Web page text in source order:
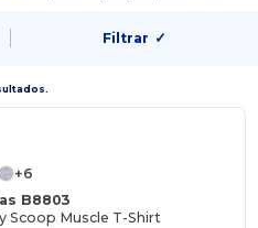
Filtrar ✓
+6
B8803
Scoop Muscle T-Shirt